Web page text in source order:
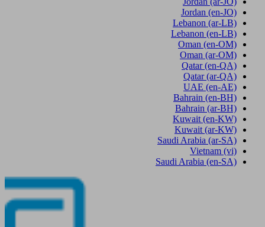
Jordan (en-JO)
Lebanon (ar-LB)
Lebanon (en-LB)
Oman (en-OM)
Oman (ar-OM)
Qatar (en-QA)
Qatar (ar-QA)
UAE (en-AE)
Bahrain (en-BH)
Bahrain (ar-BH)
Kuwait (en-KW)
Kuwait (ar-KW)
Saudi Arabia (ar-SA)
Vietnam (vi)
Saudi Arabia (en-SA)